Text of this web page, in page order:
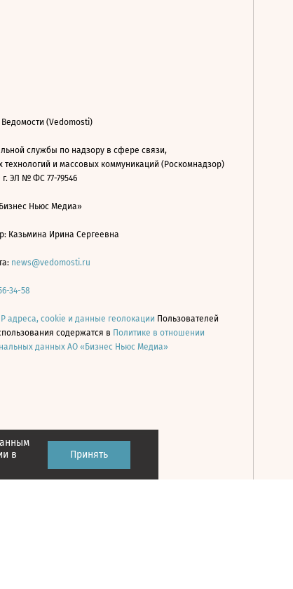
в
Принять
(Vedomosti)
службы по надзору в сфере связи,
и массовых коммуникаций (Роскомнадзор)
г. ЭЛ № ФС 77-79546
Ньюс Медиа»
Казьмина Ирина Сергеевна
news@vedomosti.ru
34-58
IP адреса, cookie и данные геолокации Пользователей
содержатся в Политике в отношении
данных АО «Бизнес Ньюс Медиа»